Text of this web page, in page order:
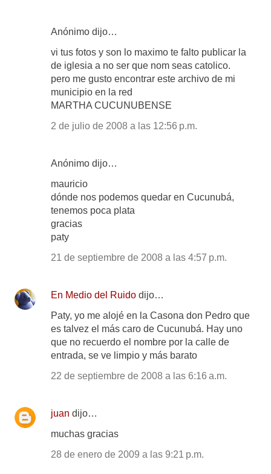
Anónimo dijo…
vi tus fotos y son lo maximo te falto publicar la
de iglesia a no ser que nom seas catolico.
pero me gusto encontrar este archivo de mi
municipio en la red
MARTHA CUCUNUBENSE
2 de julio de 2008 a las 12:56 p.m.
Anónimo dijo…
mauricio
dónde nos podemos quedar en Cucunubá,
tenemos poca plata
gracias
paty
21 de septiembre de 2008 a las 4:57 p.m.
En Medio del Ruido dijo…
Paty, yo me alojé en la Casona don Pedro que
es talvez el más caro de Cucunubá. Hay uno
que no recuerdo el nombre por la calle de
entrada, se ve limpio y más barato
22 de septiembre de 2008 a las 6:16 a.m.
juan dijo…
muchas gracias
28 de enero de 2009 a las 9:21 p.m.